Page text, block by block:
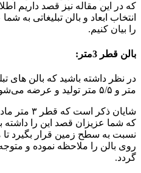
که در این مقاله نیز قصد داریم
انتخاب ابعاد و بالن تبلیغاتی به
را بیان کنیم.
بالن قطر 3متر:
متر و ۵/۵ متر تولید و عرضه می‌شود.
شایان ذکر
که شما عزیزان قصد این را داشته
نسبت به سطح زمین قرار بگیرد تا
روی بالن را ملاحظه نموده و
گردد.